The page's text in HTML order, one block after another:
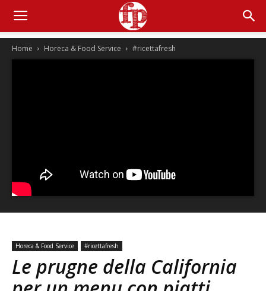
Home Horeca & Food Service #ricettafresh
Horeca & Food Service #ricettafresh
Le prugne della California